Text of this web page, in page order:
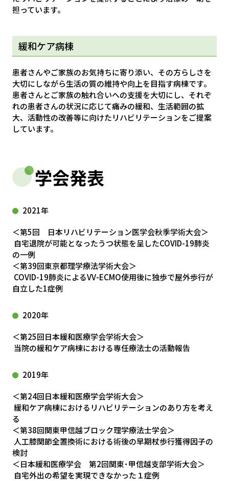
担っています。
緩和ケア病棟
患者さんやご家族のお気持ちに寄り添い、その方らしさを
大切にしながら生活の質の維持や向上を目指す病棟です。
患者さんとご家族の触れ合いへの支援を大切にし、それぞ
れの患者さんの状況に応じて痛みの緩和、生活範囲の拡
大、活動性の改善等に向けたリハビリテーションをご提案
しています。
学会発表
2021年
＜第5回 日本リハビリテーション医学会秋季学術大会＞
自宅退院が可能となったうつ状態を呈したCOVID-19肺炎
の一例
＜第39回東京都理学療法学術大会＞
COVID-19肺炎によるVV-ECMO使用後に独歩で屋外歩行が
自立した1症例
2020年
＜第25回日本緩和医療学会学術大会＞
当院の緩和ケア病棟における専任療法士の活動報告
2019年
＜第24回日本緩和医療学会学術大会＞
緩和ケア病棟におけるリハビリテーションのあり方を考え
る
＜第38回関東甲信越ブロック理学療法士学会＞
人工膝関節全置換術における術後の早期杖歩行獲得因子の
検討
＜日本緩和医療学会 第2回関東･甲信越支部学術大会＞
自宅外出の希望を実現できなかった１症例